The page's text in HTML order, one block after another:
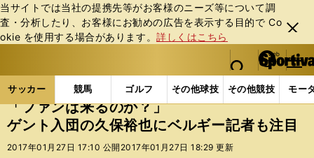
当サイトでは当社の提携先等がお客様のニーズ等について調
査・分析したり、お客様にお勧めの広告を表⽰する⽬的で Co
okie を使⽤する場合があります。詳しくはこちら
閉じ
る
web Sportiva (webスポルティーバ)
検索
マイペ
ー
ジ
メニュ
サッカー 競馬 ゴルフ その他球技 その他競技 モー
ス
ポ
ル
サッカーの記事一覧 海外サッカー 海外サッカー
「ファンは来るのか？」
ゲント入団の久保裕也にベルギー記者も注目
2017年01月27日 17:10 公開 2017年01月27日 18:29 更新